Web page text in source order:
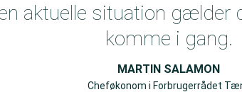
aktuelle situation gælder
komme i gang.
MARTIN SALAMON
Cheføkonom i Forbrugerrådet